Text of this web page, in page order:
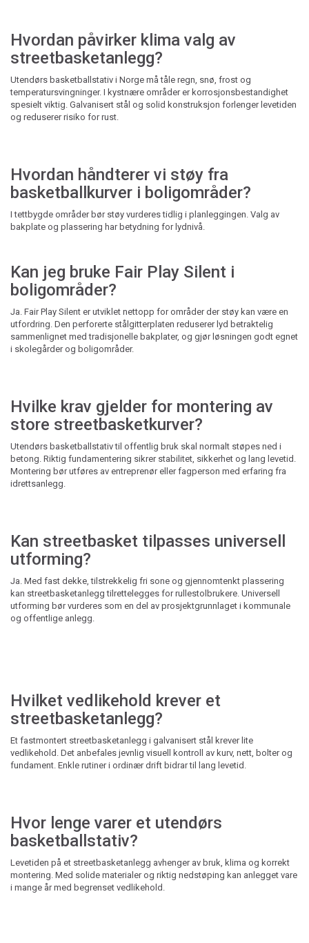
Hvordan påvirker klima valg av
streetbasketanlegg?
Utendørs basketballstativ i Norge må tåle regn, snø, frost og
temperatursvingninger. I kystnære områder er korrosjonsbestandighet
spesielt viktig. Galvanisert stål og solid konstruksjon forlenger levetiden
og reduserer risiko for rust.
Hvordan håndterer vi støy fra
basketballkurver i boligområder?
I tettbygde områder bør støy vurderes tidlig i planleggingen. Valg av
bakplate og plassering har betydning for lydnivå.
Kan jeg bruke Fair Play Silent i
boligområder?
Ja. Fair Play Silent er utviklet nettopp for områder der støy kan være en
utfordring. Den perforerte stålgitterplaten reduserer lyd betraktelig
sammenlignet med tradisjonelle bakplater, og gjør løsningen godt egnet
i skolegårder og boligområder.
Hvilke krav gjelder for montering av
store streetbasketkurver?
Utendørs basketballstativ til offentlig bruk skal normalt støpes ned i
betong. Riktig fundamentering sikrer stabilitet, sikkerhet og lang levetid.
Montering bør utføres av entreprenør eller fagperson med erfaring fra
idrettsanlegg.
Kan streetbasket tilpasses universell
utforming?
Ja. Med fast dekke, tilstrekkelig fri sone og gjennomtenkt plassering
kan streetbasketanlegg tilrettelegges for rullestolbrukere. Universell
utforming bør vurderes som en del av prosjektgrunnlaget i kommunale
og offentlige anlegg.
Hvilket vedlikehold krever et
streetbasketanlegg?
Et fastmontert streetbasketanlegg i galvanisert stål krever lite
vedlikehold. Det anbefales jevnlig visuell kontroll av kurv, nett, bolter og
fundament. Enkle rutiner i ordinær drift bidrar til lang levetid.
Hvor lenge varer et utendørs
basketballstativ?
Levetiden på et streetbasketanlegg avhenger av bruk, klima og korrekt
montering. Med solide materialer og riktig nedstøping kan anlegget vare
i mange år med begrenset vedlikehold.